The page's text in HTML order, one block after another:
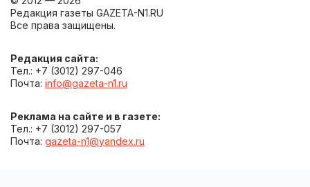
Редакция газеты GAZETA-N1.RU
Все права защищены.
Редакция сайта:
Тел.: +7 (3012) 297-046
Почта: info@gazeta-n1.ru
Реклама на сайте и в газете:
Тел.: +7 (3012) 297-057
Почта: gazeta-n1@yandex.ru